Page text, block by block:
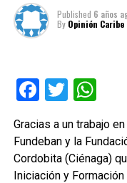
Published 6 años
By Opinión Caribe
Facebook
Twitter
Gracias a un trabajo
Fundeban y la
Cordobita (Ciénaga)
Iniciación y